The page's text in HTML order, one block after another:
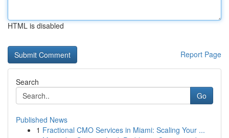
HTML is disabled
Report Page
Search
Go
Published News
1 Fractional CMO Services in Miami: Scaling Your ...